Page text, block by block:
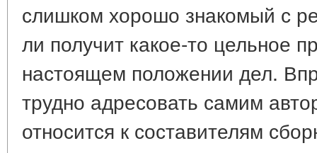
слишком хорошо знакомый с
ли получит какое-то цельное
настоящем положении дел.
трудно адресовать самим
относится к составителям